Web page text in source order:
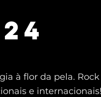
à flor da pela.
e internacionais!